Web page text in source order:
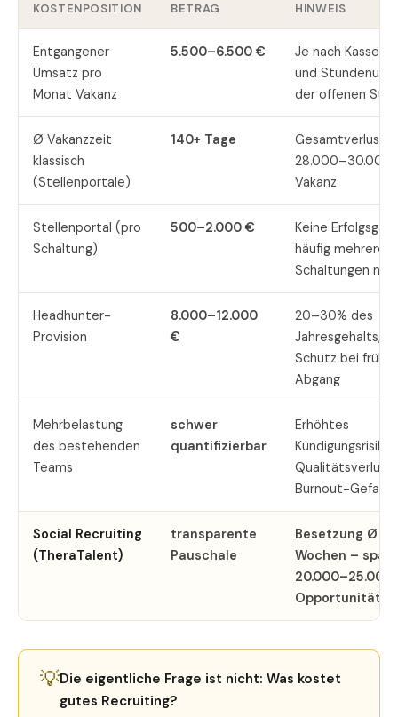
KOSTENPOSITION BETRAG HINWEIS
Entgangener
Umsatz pro
Monat Vakanz
5.500–6.500 €
Je nach
und
der offenen
Ø Vakanzzeit
klassisch
(Stellenportale)
140+ Tage
Gesamtverlust
28.000–30.000
Vakanz
Stellenportal (pro
Schaltung)
500–2.000 €
Keine
häufig mehrere
Schaltungen
Headhunter-
Provision
8.000–12.000
€
20–30% des
Jahresgehalts,
Schutz bei
Abgang
Mehrbelastung
des bestehenden
Teams
schwer
quantifizierbar
Erhöhtes
Kündigungsrisiko,
Qualitätsverlust,
Burnout-Gefahr
Social Recruiting
(TheraTalent)
transparente
Pauschale
Besetzung Ø in
Wochen – spart
20.000–25.000
💡Die eigentliche Frage ist nicht: Was kostet
gutes Recruiting?